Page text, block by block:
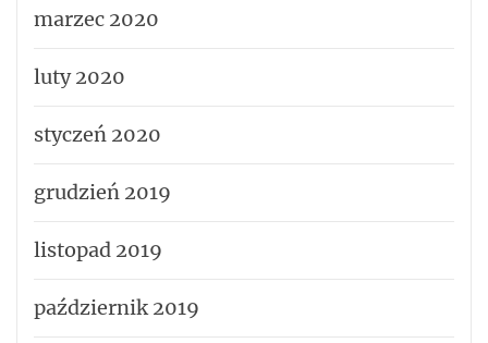
marzec 2020
luty 2020
styczeń 2020
grudzień 2019
listopad 2019
październik 2019